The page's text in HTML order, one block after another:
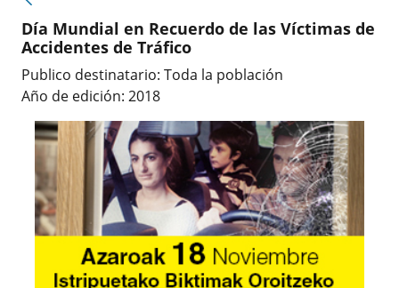
Día Mundial en Recuerdo de las Víctimas de
Accidentes de Tráfico
Publico destinatario: Toda la población
Año de edición: 2018